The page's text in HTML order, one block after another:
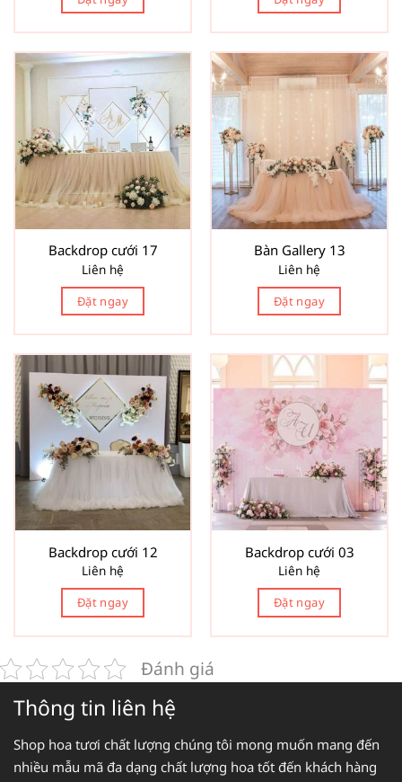
Backdrop cưới 17
Liên hệ
Đặt ngay
Bàn Gallery 13
Liên hệ
Đặt ngay
Backdrop cưới 12
Liên hệ
Đặt ngay
Backdrop cưới 03
Liên hệ
Đặt ngay
Đánh giá
Thông tin liên hệ
Shop hoa tươi chất lượng chúng tôi mong muốn mang đến
nhiều mẫu mã đa dạng chất lượng hoa tốt đến khách hàng